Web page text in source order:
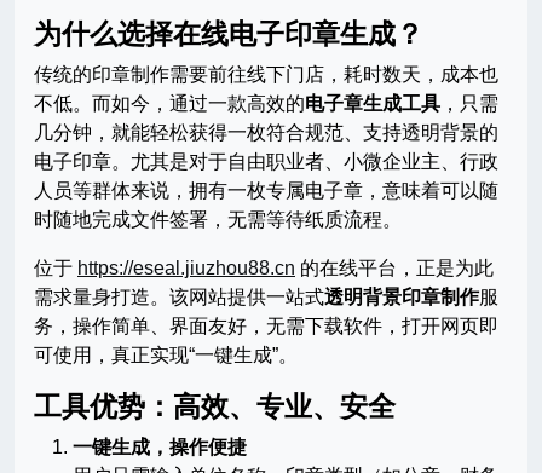
为什么选择在线电子印章生成？
传统的印章制作需要前往线下门店，耗时数天，成本也
不低。而如今，通过一款高效的电子章生成工具 ，只需
几分钟，就能轻松获得一枚符合规范、支持透明背景的
电子印章。尤其是对于自由职业者、小微企业主、行政
人员等群体来说，拥有一枚专属电子章，意味着可以随
时随地完成文件签署，无需等待纸质流程。
位于 https://eseal.jiuzhou88.cn 的在线平台，正是为此
需求量身打造。该网站提供一站式透明背景印章制作服
务，操作简单、界面友好，无需下载软件，打开网页即
可使用，真正实现“一键生成”。
工具优势：高效、专业、安全
一键生成，操作便捷